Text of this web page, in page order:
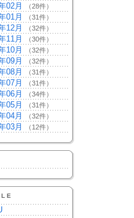
02月 （28件）
01月 （31件）
12月 （32件）
11月 （30件）
10月 （32件）
09月 （32件）
08月 （31件）
07月 （31件）
06月 （34件）
05月 （31件）
04月 （32件）
03月 （12件）